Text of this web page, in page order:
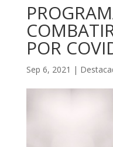
POR
Sep 6, 2021 |